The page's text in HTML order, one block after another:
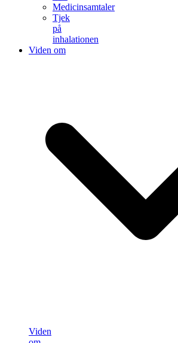
Medicinsamtaler
Tjek
på
inhalationen
Viden om
Viden